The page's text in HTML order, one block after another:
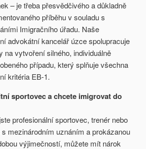
– je třeba přesvědčivého a důkladně
příběhu v souladu s
Imigračního úřadu. Naše
advokátní kancelář úzce spolupracuje
na vytvoření silného, individuálně
případu, který splňuje všechna
kritéria EB-1.
sportovec a chcete imigrovat do
profesionální sportovec, trenér nebo
s mezinárodním uznáním a prokázanou
výjimečností, můžete mít nárok